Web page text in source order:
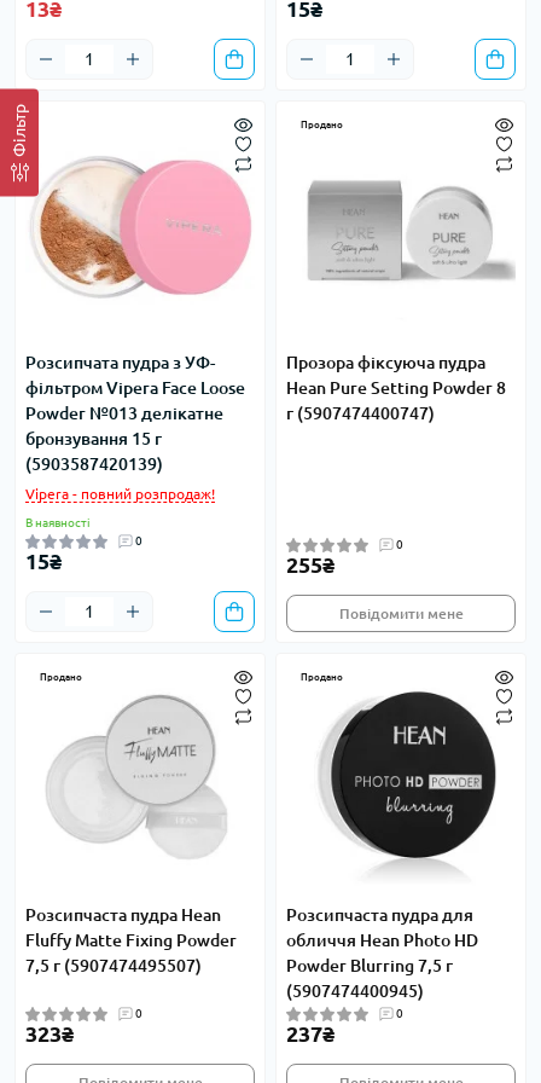
Фільтр
13₴ 15₴
Розсипчата пудра з УФ-
фільтром Vipera Face Loose
Powder №013 делікатне
бронзування 15 г
(5903587420139)
Vipera - повний розпродаж!
В наявності
0
15₴
Продано
Прозора фіксуюча пудра
Hean Pure Setting Powder 8
г (5907474400747)
0
255₴
Повідомити мене
Продано
Розсипчаста пудра Hean
Fluffy Matte Fixing Powder
7,5 г (5907474495507)
0
323₴
Продано
Розсипчаста пудра для
обличчя Hean Photo HD
Powder Blurring 7,5 г
(5907474400945)
0
237₴